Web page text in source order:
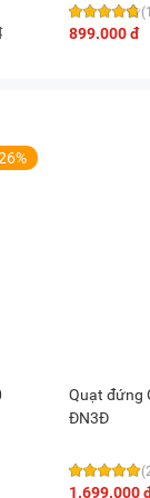
thống, cho
hạn chế các
diện tích sử
899.000 đ
Quạt đứng
ĐN3Đ
1.699.000